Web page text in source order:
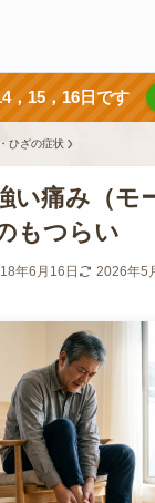
，15，16日です
ひざの症状
い痛み（モ
もつらい
年6月16日 2026年5